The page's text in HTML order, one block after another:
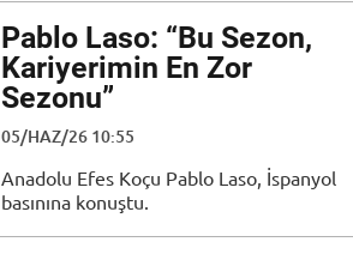
Pablo Laso: “Bu Sezon,
Kariyerimin En Zor
Sezonu”
05/HAZ/26 10:55
Anadolu Efes Koçu Pablo Laso, İspanyol
basınına konuştu.